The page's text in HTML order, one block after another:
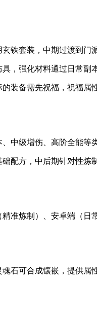
铁套装，中期过渡到门
，强化材料通过日常副
装备需先祝福，祝福属
中级增伤、高阶全能等
配方，中后期针对性炼
准炼制）、安卓端（日
石可合成镶嵌，提供属